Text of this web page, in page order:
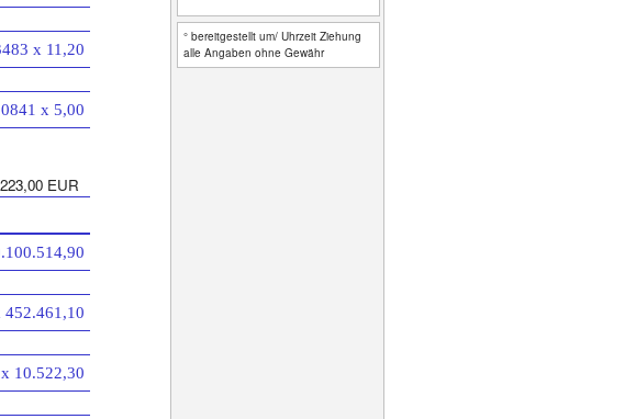
x 11,20
x 5,00
EUR
452.461,10
10.522,30
° bereitgestellt um/ Uhrzeit Ziehung
alle Angaben ohne Gewähr